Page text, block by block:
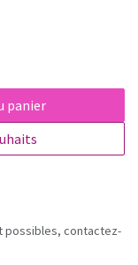
panier
possibles, contactez-